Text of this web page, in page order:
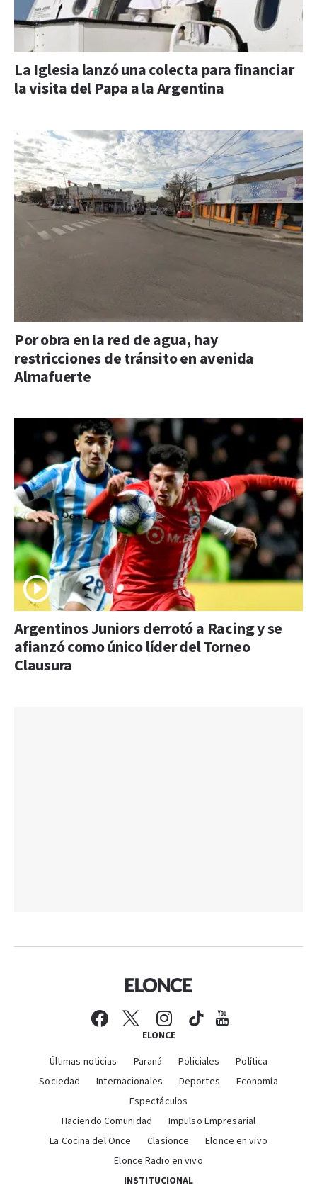
La Iglesia lanzó una colecta para financiar
la visita del Papa a la Argentina
Por obra en la red de agua, hay
restricciones de tránsito en avenida
Almafuerte
Argentinos Juniors derrotó a Racing y se
afianzó como único líder del Torneo
Clausura
ELONCE
Últimas noticias Paraná Policiales
Política
Sociedad
Internacionales Deportes
Economía
Espectáculos
Haciendo Comunidad
Impulso Empresarial
La Cocina del Once
Clasionce
Elonce en vivo
Elonce Radio en vivo
INSTITUCIONAL